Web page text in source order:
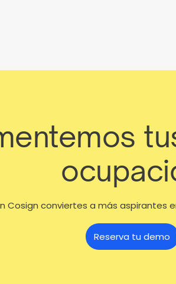
Cosign conviertes a más aspirantes
Reserva tu demo